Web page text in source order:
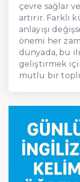
çevre sağlar
artırır.
anlayışı
önemi her
dünyada, bu
geliştirmek
mutlu bir